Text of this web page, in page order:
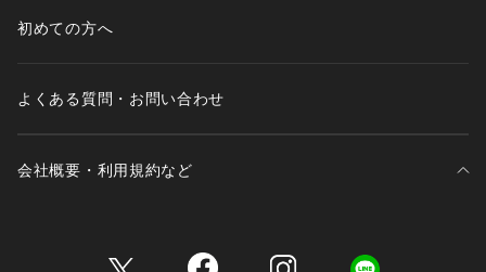
初めての方へ
よくある質問・お問い合わせ
会社概要・利用規約など